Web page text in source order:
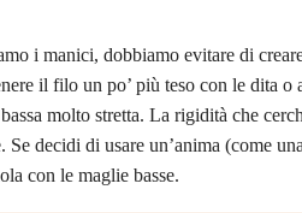
i manici, dobbiamo evitare di
il filo un po’ più teso con le dita
molto stretta. La rigidità che
decidi di usare un’anima (come
con le maglie basse.